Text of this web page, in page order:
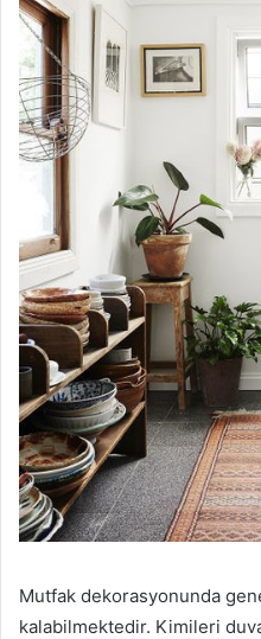
Mutfak dekorasyonunda
kalabilmektedir. Kimileri